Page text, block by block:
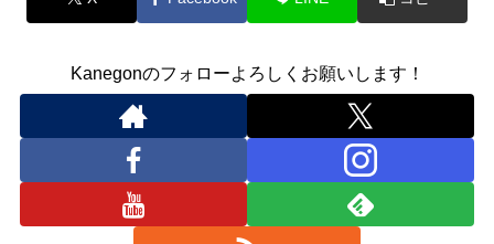
Kanegonのフォローよろしくお願いします！